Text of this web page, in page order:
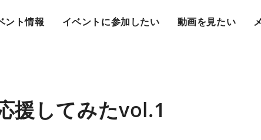
ント情報 イベントに参加したい 動画を見たい
援してみたvol.1